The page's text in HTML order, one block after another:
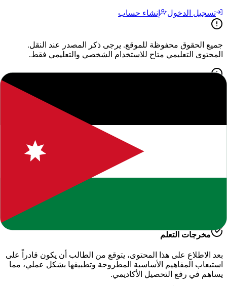
تسجيل الدخول إنشاء حساب
جميع الحقوق محفوظة للموقع. يرجى ذكر المصدر عند النقل.
المحتوى التعليمي متاح للاستخدام الشخصي والتعليمي فقط.
يقدم لكم موقعنا هذا المحتوى المتميز بعنوان"سلم تقدير لمادة
الرياضيات الصف الثاني"ضمن قسمالرياضيات - الفصل الدراسي
، وهو جزء من الموارد التعليمية الشاملة التي نوفرها للطلاب
2026-2027
يساعد هذا الملف في تعزيز الفهم العميق لمادةالدراسية
إعداده بعناية ليتوافق مع المناهج الدراسية الحديثة وتلبية احتياجات
مخرجات التعلم
بعد الاطلاع على هذا المحتوى، يتوقع من الطالب أن يكون قادراً على
استيعاب المفاهيم الأساسية المطروحة وتطبيقها بشكل عملي، مما
يساهم في رفع التحصيل الأكاديمي.